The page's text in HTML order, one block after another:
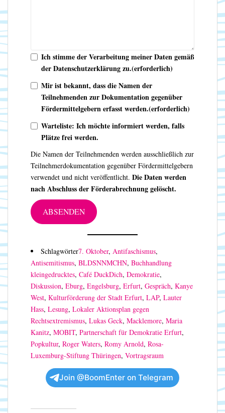
Ich stimme der Verarbeitung meiner Daten gemäß
der Datenschutzerklärung zu.(erforderlich)
Mir ist bekannt, dass die Namen der
Teilnehmenden zur Dokumentation gegenüber
Fördermittelgebern erfasst werden.(erforderlich)
Warteliste: Ich möchte informiert werden, falls
Plätze frei werden.
Die Namen der Teilnehmenden werden ausschließlich zur
Teilnehmerdokumentation gegenüber Fördermittelgebern
verwendet und nicht veröffentlicht. Die Daten werden
nach Abschluss der Förderabrechnung gelöscht.
ABSENDEN
Schlagwörter7. Oktober, Antifaschismus,
Antisemitismus, BLDSNNMCHN, Buchhandlung
kleingedrucktes, Café DuckDich, Demokratie,
Diskussion, Eburg, Engelsburg, Erfurt, Gespräch, Kanye
West, Kulturförderung der Stadt Erfurt, LAP, Lauter
Hass, Lesung, Lokaler Aktionsplan gegen
Rechtsextremismus, Lukas Geck, Macklemore, Maria
Kanitz, MOBIT, Partnerschaft für Demokratie Erfurt,
Popkultur, Roger Waters, Romy Arnold, Rosa-
Luxemburg-Stiftung Thüringen, Vortragsraum
Join @BoomEnter on Telegram